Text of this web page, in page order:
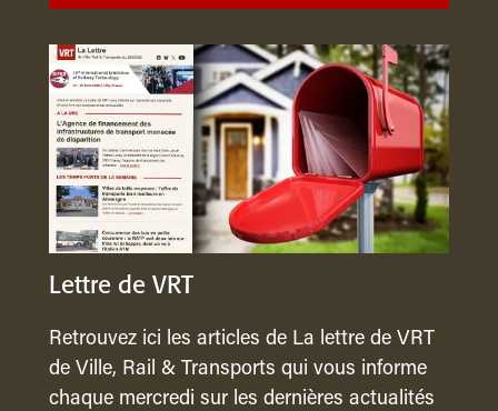
Lettre de VRT
Retrouvez ici les articles de La lettre de VRT
de Ville, Rail & Transports qui vous informe
chaque mercredi sur les dernières actualités